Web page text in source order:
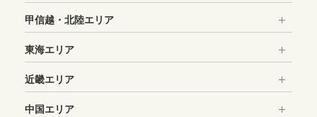
住所：東京都世田谷区太子堂4-1-1 キャロットタワーＢ３
Ｆ
東急線三軒茶屋駅より徒歩０分 キャロットタワーＢ３Ｆ
甲信越・北陸エリア
東海エリア
近畿エリア
中国エリア